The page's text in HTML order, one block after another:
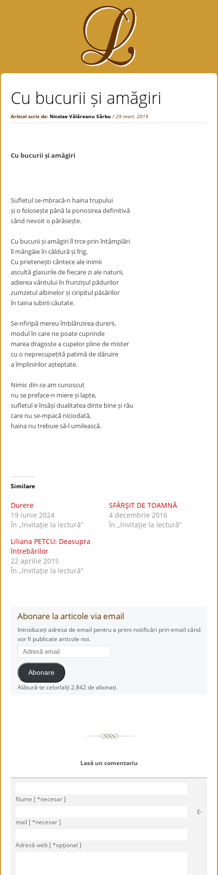
Cu bucurii și amăgiri
Articol scris de:Nicolae Vălăreanu Sârbu / 29 mart. 2019
Cu bucuriiși amăgiri
Sufletul se-mbracă-n haina trupului
și o folosește până la ponosirea definitivă
când nevoit o părăsește.
Cu bucuriiși amăgiri îl trce prin întâmplări
îl mângâie în căldurăși frig,
Cu prietenești cântece ale inimii
ascultă glasurile de fiecare zi ale naturii,
adierea vântului în frunzișul pădurilor
zumzetul albinelorși ciripitul păsărilor
în taina iubirii căutate.
Se-nfiripă mereu îmblânzirea durerii,
modul în care ne poate cuprinde
marea dragoste a cupelor pline de mister
cu o neprecupețită patimă de dăruire
a împlinirilor așteptate.
Nimic din ce am cunoscut
nu se preface-n miereși lapte,
sufletul e însăși dualitatea dinte bineși rău
care nu se-mpacă niciodată,
haina nu trebuie să-l umilească.
Similare
Durere
19 iunie 2024
În „lnvitaţie la lectură”
SFÂRŞIT DE TOAMNĂ
4 decembrie 2016
În „lnvitaţie la lectură”
Liliana PETCU: Deasupra
întrebărilor
22 aprilie 2015
În „lnvitaţie la lectură”
Abonare la articole via email
Introduceți adresa de email pentru a primi notificări prin email când
vor fi publicate articole noi.
Adresă
email
Abonare
Alătură-te celorlalți 2.842 de abonați.
Lasă un comentariu
Nume [ *necesar ]
E-
mail [ *necesar ]
Adresă web [ *opţional ]